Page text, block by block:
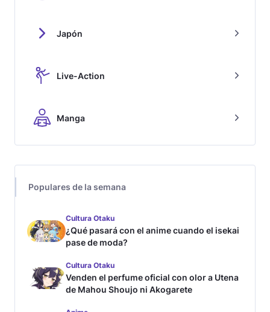
Japón
Live-Action
Manga
Populares de la semana
Cultura Otaku
¿Qué pasará con el anime cuando el isekai
pase de moda?
Cultura Otaku
Venden el perfume oficial con olor a Utena
de Mahou Shoujo ni Akogarete